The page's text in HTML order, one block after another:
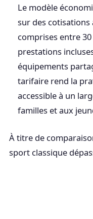
Le modèle
sur des
comprises entre
prestations
équipements
tarifaire rend la
accessible à un
familles et aux
À titre de
sport classique